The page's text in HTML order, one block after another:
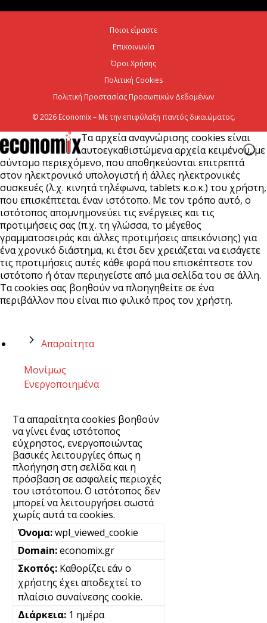
για τη στρατηγική είσοδό του...
Ποιοι είμαστε
Επικοινωνία
Όροι Χρήσης
Πολιτική Cookies
Πολιτική Προστασίας Προσωπικών Δεδομένων
© 2026 Economix – Με την επιφύλαξη παντός δικαιώματος.
Τα αρχεία αναγνώρισης cookies είναι
αυτοεγκαθιστώμενα αρχεία κειμένου, με
σύντομο περιεχόμενο, που αποθηκεύονται επιτρεπτά
στον ηλεκτρονικό υπολογιστή ή άλλες ηλεκτρονικές
συσκευές (λ.χ. κινητά τηλέφωνα, tablets κ.ο.κ.) του χρήστη,
που επισκέπτεται έναν ιστότοπο. Με τον τρόπο αυτό, ο
ιστότοπος απομνημονεύει τις ενέργειες και τις
προτιμήσεις σας (π.χ. τη γλώσσα, το μέγεθος
γραμματοσειράς και άλλες προτιμήσεις απεικόνισης) για
ένα χρονικό διάστημα, κι έτσι δεν χρειάζεται να εισάγετε
τις προτιμήσεις αυτές κάθε φορά που επισκέπτεστε τον
ιστότοπο ή όταν περιηγείστε από μια σελίδα του σε άλλη.
Τα cookies σας βοηθούν να πλοηγηθείτε σε ένα
περιβάλλον που είναι πιο φιλικό προς τον χρήστη.
Απαραίτητα
Μονίμως
Ενεργοποιημένα
Τα απαραίτητα cookies βοηθούν
να γίνει ένας ιστότοπος
εύχρηστος, ενεργοποιώντας
βασικές λειτουργίες όπως η
πλοήγηση στη σελίδα και η
πρόσβαση σε ασφαλείς περιοχές
του ιστότοπου. Ο ιστότοπος δεν
μπορεί να λειτουργήσει σωστά
χωρίς αυτά τα cookies.
wpl_viewed_cookie
economix.gr
Καθορίζει εάν ο
χρήστης έχει αποδεχτεί το
πλαίσιο συναίνεσης cookie.
1 ημέρα